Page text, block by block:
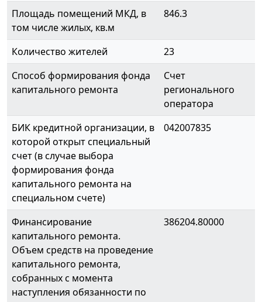
Площадь помещений МКД, в
том числе жилых, кв.м
846.3
Количество жителей
23
Способ формирования фонда
капитального ремонта
Счет
регионального
оператора
БИК кредитной организации, в
которой открыт специальный
счет (в случае выбора
формирования фонда
капитального ремонта на
специальном счете)
042007835
Финансирование
капитального ремонта.
Объем средств на проведение
капитального ремонта,
собранных с момента
наступления обязанности по
386204.80000